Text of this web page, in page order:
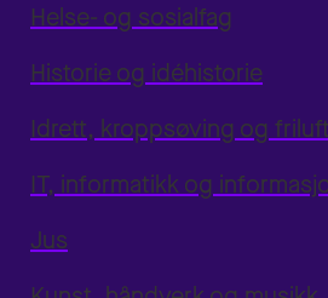
Helse- og sosialfag
Historie og idéhistorie
Idrett, kroppsøving og
IT, informatikk og
Jus